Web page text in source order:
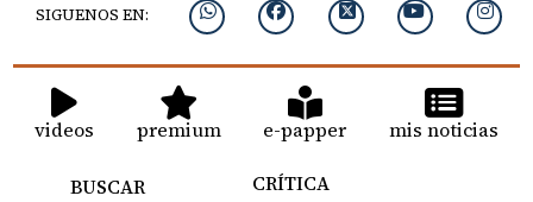
SIGUENOS EN:
videos premium e-papper mis noticias
BUSCAR
CRÍTICA